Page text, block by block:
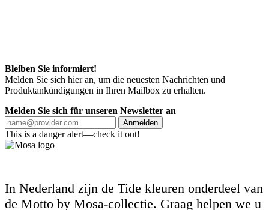
Bleiben Sie informiert!
Melden Sie sich hier an, um die neuesten Nachrichten und
Produktankündigungen in Ihren Mailbox zu erhalten.
Melden Sie sich für unseren Newsletter an
Anmelden
This is a danger alert—check it out!
In Nederland zijn de Tide kleuren onderdeel van
de Motto by Mosa-collectie. Graag helpen we u